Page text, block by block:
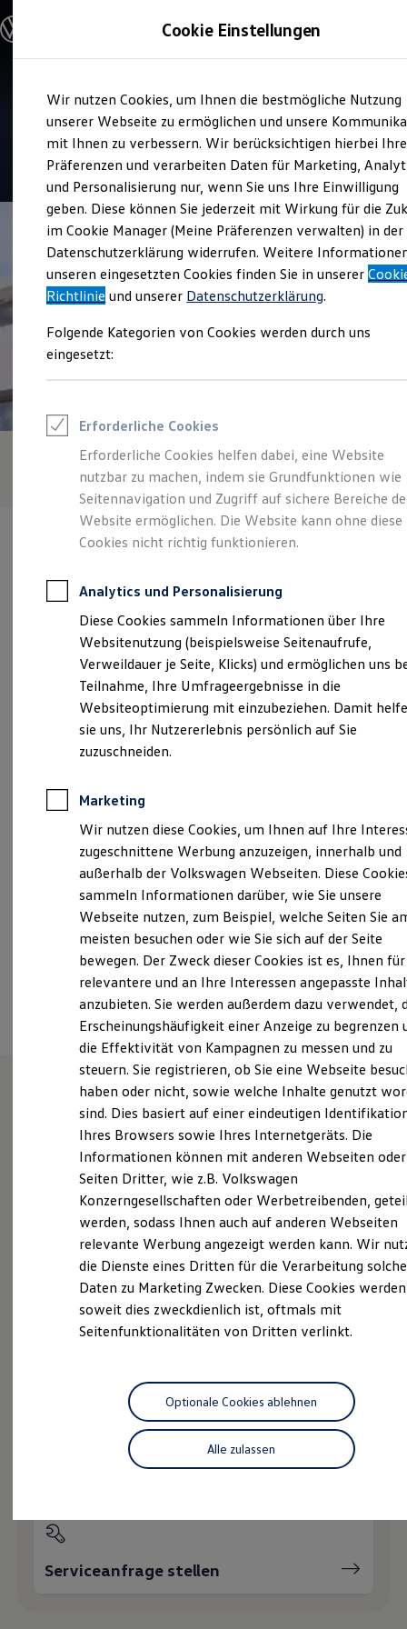
Hauptinhalt
springen
Footer
springen
Modelle und Konfigurator
Modelle vergleichen
Elektroautos
ENERGY Sondermodelle
Nutzfahrzeuge
SUV und CUV
Familienautos
Kombis
Kompaktwagen
Sportwagen
Schnell verfügbare Fahrzeuge
Angebote und Produkte
Aktuelle Angebote
E-Auto-Förderung
Volkswagen Marktplatz
Junge Gebrauchtwagen und Gebrauchtwagen
Volkswagen Zertifizierte Gebrauchtwagen
Zubehör- und Serviceangebote
Leasing
Leasing-Angebote
Gebrauchtwagen Leasing
Junge Gebrauchtwagen-Leasing
Elektroauto Leasing
Kleinwagen-Leasing
Leasing ohne Anzahlung
Finanzierung
Kfz-Versicherung
Restschuldversicherungen
Garantien
Wartungsverträge
Geschäftskunden
Professional Class bei Volkswagen
Großkunden
Behörden
Direktkunden
Sonderfahrzeuge
Anpfiff zum Gewinn
Elektroautos
ID. Tutorials
Elektrofahrzeugkonzepte
Reichweite
Reichweite der ID. Modelle
Reichweite im Winter
Laden
Laden unterwegs
Laden Zuhause
Ladestationen finden
Ladezeitensimulator
Batterie
Sicherheit
Garantie und Lebensdauer
Nachhaltigkeit
Technologie
Kosten und Kauf
Verbrauchskosten
Kaufoptionen
E-Auto-Förderung
Software und Konnektivität
ID. Software Versionen und Updates
Digitale Extras
Schnittstellen zu Ihrem ID.
Hybridautos
Marke und Erlebnis
Volkswagen R und R Experience
R-Modelle
Driving Experience
Volkswagen entdecken
Lifestyle Shop
T-Roc Kollektion
Golf Kollektion
ID. Kollektion
Volkswagen Kollektion
R-Kollektion
Besitzer und Service
myVolkswagen
Software Updates
Verkauf und Service
Autozentrum Zeesen
4.8| 176 Bewertungen
Verantwortlich für die Inhalte auf dieser Seite ist die Autozentrum
Zeesen GmbH (Impressum & Rechtliches)
Im Gewerbepark 27, 15711 Königs Wusterhausen
info@autozentrumzeesen.de
Montag
Sonntag
Geschlossen
Ansprechpartner
Wie können wir
Ihnen weiterhelfen?
Probefahrt vereinbaren
Servicetermin buchen
Serviceanfrage stellen
Cookie Einstellungen
Wir nutzen Cookies, um Ihnen die bestmögliche Nutzung
unserer Webseite zu ermöglichen und unsere
mit Ihnen zu verbessern. Wir berücksichtigen hierbei Ihre
Präferenzen und verarbeiten Daten für Marketing,
und Personalisierung nur, wenn Sie uns Ihre Einwilligung
geben. Diese können Sie jederzeit mit Wirkung für die
im Cookie Manager (Meine Präferenzen verwalten) in der
Datenschutzerklärung widerrufen. Weitere
unseren eingesetzten Cookies finden Sie in unserer
Richtlinie und unserer Datenschutzerklärung.
Folgende Kategorien von Cookies werden durch uns
eingesetzt:
Erforderliche Cookies
Erforderliche Cookies helfen dabei, eine Website
nutzbar zu machen, indem sie Grundfunktionen wie
Seitennavigation und Zugriff auf sichere Bereiche
Website ermöglichen. Die Website kann ohne diese
Cookies nicht richtig funktionieren.
Analytics und Personalisierung
Diese Cookies sammeln Informationen über Ihre
Websitenutzung (beispielsweise Seitenaufrufe,
Verweildauer je Seite, Klicks) und ermöglichen uns
Teilnahme, Ihre Umfrageergebnisse in die
Websiteoptimierung mit einzubeziehen. Damit
sie uns, Ihr Nutzererlebnis persönlich auf Sie
zuzuschneiden.
Marketing
Wir nutzen diese Cookies, um Ihnen auf Ihre
zugeschnittene Werbung anzuzeigen, innerhalb und
außerhalb der Volkswagen Webseiten. Diese
sammeln Informationen darüber, wie Sie unsere
Webseite nutzen, zum Beispiel, welche Seiten Sie
meisten besuchen oder wie Sie sich auf der Seite
bewegen. Der Zweck dieser Cookies ist es, Ihnen für
relevantere und an Ihre Interessen angepasste
anzubieten. Sie werden außerdem dazu verwendet,
Erscheinungshäufigkeit einer Anzeige zu begrenzen
die Effektivität von Kampagnen zu messen und zu
steuern. Sie registrieren, ob Sie eine Webseite
haben oder nicht, sowie welche Inhalte genutzt
sind. Dies basiert auf einer eindeutigen
Ihres Browsers sowie Ihres Internetgeräts. Die
Informationen können mit anderen Webseiten oder
Seiten Dritter, wie z.B. Volkswagen
Konzerngesellschaften oder Werbetreibenden,
werden, sodass Ihnen auch auf anderen Webseiten
relevante Werbung angezeigt werden kann. Wir
die Dienste eines Dritten für die Verarbeitung
Daten zu Marketing Zwecken. Diese Cookies
soweit dies zweckdienlich ist, oftmals mit
Seitenfunktionalitäten von Dritten verlinkt.
Alle zulassen
Optionale Cookies ablehnen